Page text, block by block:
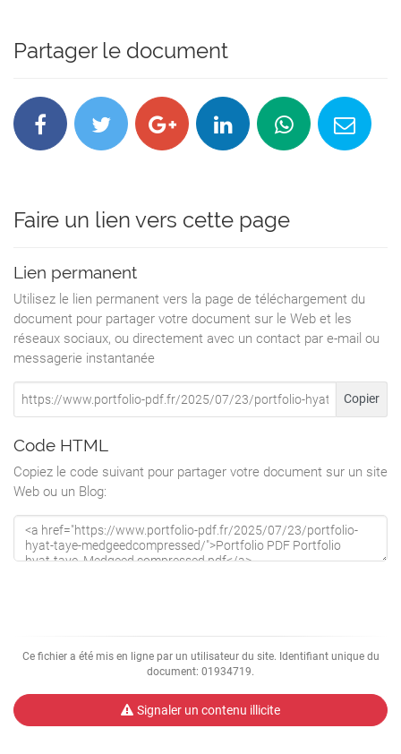
Partager le document
Faire un lien vers cette page
Lien permanent
Utilisez le lien permanent vers la page de téléchargement du
document pour partager votre document sur le Web et les
réseaux sociaux, ou directement avec un contact par e-mail ou
messagerie instantanée
Copier
Code HTML
Copiez le code suivant pour partager votre document sur un site
Web ou un Blog:
Ce fichier a été mis en ligne par un utilisateur du site. Identifiant unique du
document: 01934719.
Signaler un contenu illicite